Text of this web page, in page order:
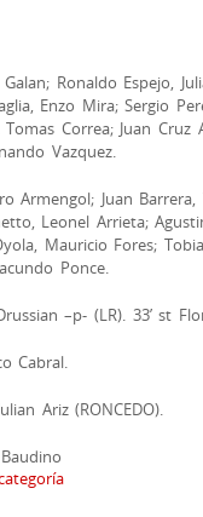
Ronaldo Espejo,
Enzo Mira; Sergio
Tomas Correa; Juan Cruz
Vazquez.
Armengol; Juan
Leonel Arrieta;
Mauricio Fores;
Ponce.
–p- (LR). 33’ st
Cabral.
Ariz (RONCEDO).
Baudino